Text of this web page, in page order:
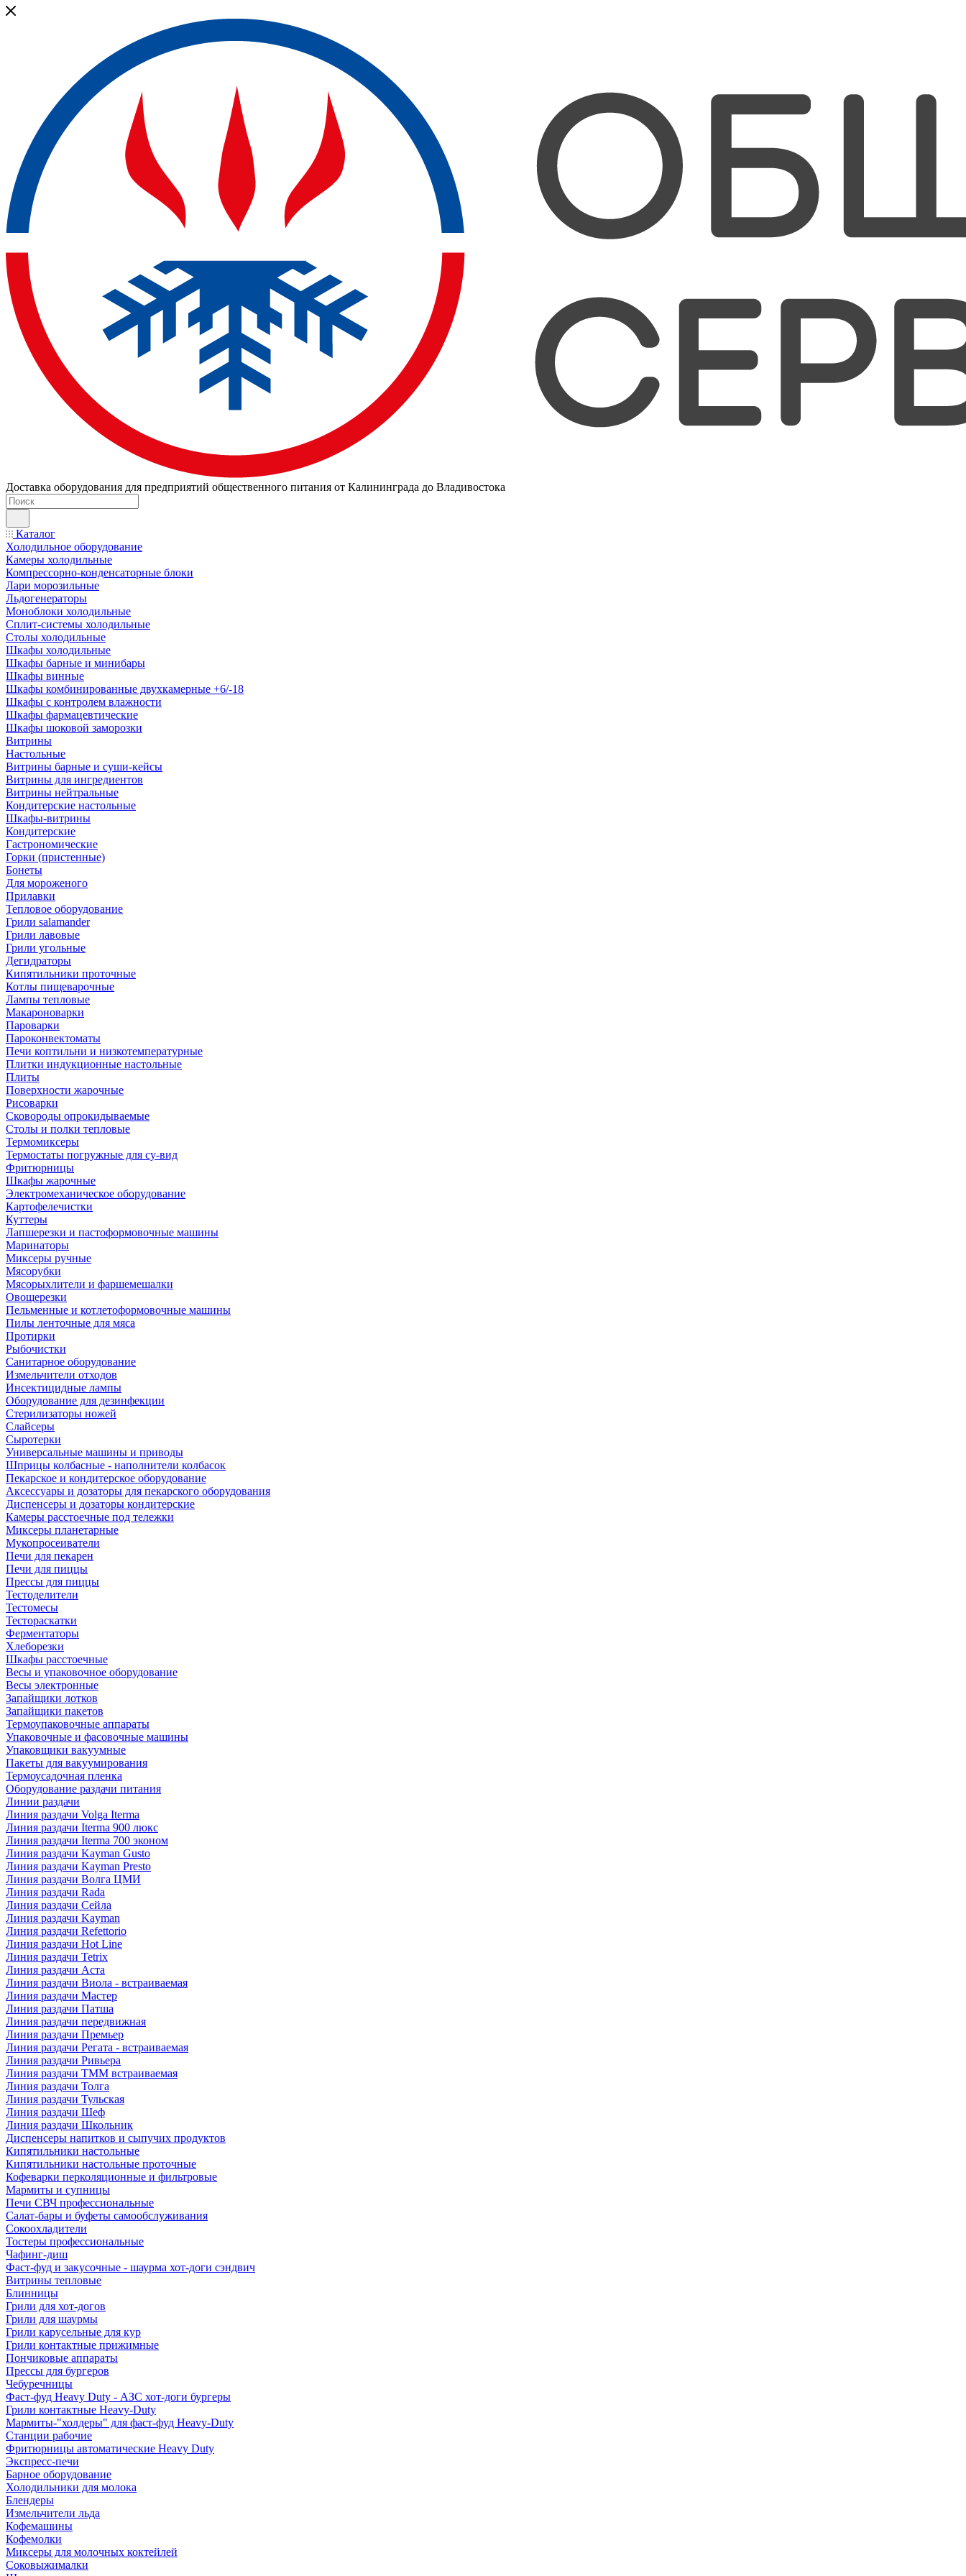
Доставка оборудования для предприятий общественного питания от Калининграда до Владивостока
Каталог
Холодильное оборудование
Камеры холодильные
Компрессорно-конденсаторные блоки
Лари морозильные
Льдогенераторы
Моноблоки холодильные
Сплит-системы холодильные
Столы холодильные
Шкафы холодильные
Шкафы барные и минибары
Шкафы винные
Шкафы комбинированные двухкамерные +6/-18
Шкафы с контролем влажности
Шкафы фармацевтические
Шкафы шоковой заморозки
Витрины
Настольные
Витрины барные и суши-кейсы
Витрины для ингредиентов
Витрины нейтральные
Кондитерские настольные
Шкафы-витрины
Кондитерские
Гастрономические
Горки (пристенные)
Бонеты
Для мороженого
Прилавки
Тепловое оборудование
Грили salamander
Грили лавовые
Грили угольные
Дегидраторы
Кипятильники проточные
Котлы пищеварочные
Лампы тепловые
Макароноварки
Пароварки
Пароконвектоматы
Печи коптильни и низкотемпературные
Плитки индукционные настольные
Плиты
Поверхности жарочные
Рисоварки
Сковороды опрокидываемые
Столы и полки тепловые
Термомиксеры
Термостаты погружные для су-вид
Фритюрницы
Шкафы жарочные
Электромеханическое оборудование
Картофелечистки
Куттеры
Лапшерезки и пастоформовочные машины
Маринаторы
Миксеры ручные
Мясорубки
Мясорыхлители и фаршемешалки
Овощерезки
Пельменные и котлетоформовочные машины
Пилы ленточные для мяса
Протирки
Рыбочистки
Санитарное оборудование
Измельчители отходов
Инсектицидные лампы
Оборудование для дезинфекции
Стерилизаторы ножей
Слайсеры
Сыротерки
Универсальные машины и приводы
Шприцы колбасные - наполнители колбасок
Пекарское и кондитерское оборудование
Аксессуары и дозаторы для пекарского оборудования
Диспенсеры и дозаторы кондитерские
Камеры расстоечные под тележки
Миксеры планетарные
Мукопросеиватели
Печи для пекарен
Печи для пиццы
Прессы для пиццы
Тестоделители
Тестомесы
Тестораскатки
Ферментаторы
Хлеборезки
Шкафы расстоечные
Весы и упаковочное оборудование
Весы электронные
Запайщики лотков
Запайщики пакетов
Термоупаковочные аппараты
Упаковочные и фасовочные машины
Упаковщики вакуумные
Пакеты для вакуумирования
Термоусадочная пленка
Оборудование раздачи питания
Линии раздачи
Линия раздачи Volga Iterma
Линия раздачи Iterma 900 люкс
Линия раздачи Iterma 700 эконом
Линия раздачи Kayman Gusto
Линия раздачи Kayman Presto
Линия раздачи Волга ЦМИ
Линия раздачи Rada
Линия раздачи Сейла
Линия раздачи Kayman
Линия раздачи Refettorio
Линия раздачи Hot Line
Линия раздачи Tetrix
Линия раздачи Аста
Линия раздачи Виола - встраиваемая
Линия раздачи Мастер
Линия раздачи Патша
Линия раздачи передвижная
Линия раздачи Премьер
Линия раздачи Регата - встраиваемая
Линия раздачи Ривьера
Линия раздачи ТММ встраиваемая
Линия раздачи Толга
Линия раздачи Тульская
Линия раздачи Шеф
Линия раздачи Школьник
Диспенсеры напитков и сыпучих продуктов
Кипятильники настольные
Кипятильники настольные проточные
Кофеварки перколяционные и фильтровые
Мармиты и супницы
Печи СВЧ профессиональные
Салат-бары и буфеты самообслуживания
Сокоохладители
Тостеры профессиональные
Чафинг-диш
Фаст-фуд и закусочные - шаурма хот-доги сэндвич
Витрины тепловые
Блинницы
Грили для хот-догов
Грили для шаурмы
Грили карусельные для кур
Грили контактные прижимные
Пончиковые аппараты
Прессы для бургеров
Чебуречницы
Фаст-фуд Heavy Duty - АЗС хот-доги бургеры
Грили контактные Heavy-Duty
Мармиты-"холдеры" для фаст-фуд Heavy-Duty
Станции рабочие
Фритюрницы автоматические Heavy Duty
Экспресс-печи
Барное оборудование
Холодильники для молока
Блендеры
Измельчители льда
Кофемашины
Кофемолки
Миксеры для молочных коктейлей
Соковыжималки